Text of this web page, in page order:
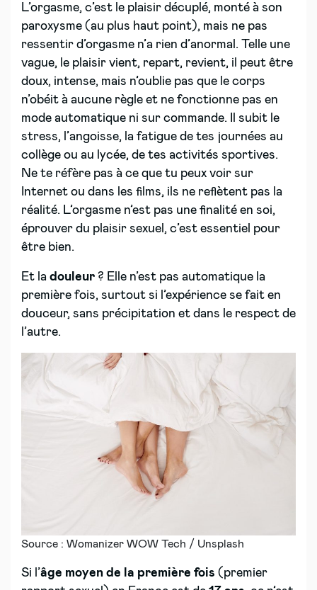
L’orgasme, c’est le plaisir décuplé, monté à son
paroxysme (au plus haut point), mais ne pas
ressentir d’orgasme n’a rien d’anormal. Telle une
vague, le plaisir vient, repart, revient, il peut être
doux, intense, mais n’oublie pas que le corps
n’obéit à aucune règle et ne fonctionne pas en
mode automatique ni sur commande. Il subit le
stress, l’angoisse, la fatigue de tes journées au
collège ou au lycée, de tes activités sportives.
Ne te réfère pas à ce que tu peux voir sur
Internet ou dans les films, ils ne reflètent pas la
réalité. L’orgasme n’est pas une finalité en soi,
éprouver du plaisir sexuel, c’est essentiel pour
être bien.
Et la douleur ? Elle n’est pas automatique la
première fois, surtout si l’expérience se fait en
douceur, sans précipitation et dans le respect de
l’autre.
Source : Womanizer WOW Tech / Unsplash
Si l’âge moyen de la première fois (premier